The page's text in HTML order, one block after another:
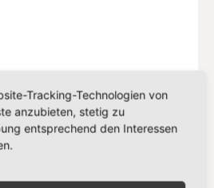
bleibt hinter den
zurück“
Juli 2026
Tracking-Technologien von
anzubieten, stetig zu
entsprechend den Interessen